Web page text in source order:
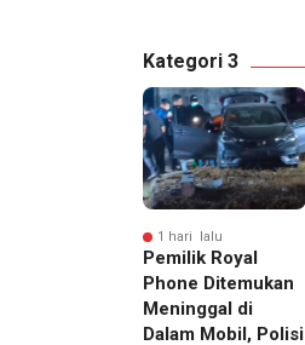
Kategori 3
1 hari lalu
Pemilik Royal
Phone Ditemukan
Meninggal di
Dalam Mobil, Polisi